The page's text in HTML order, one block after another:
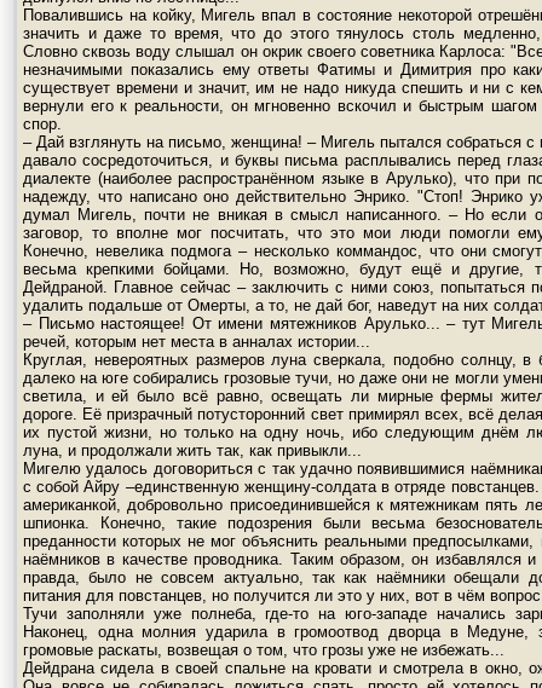
Повалившись на койку, Мигель впал в состояние некоторой
значить и даже то время, что до этого тянулось столь
Словно сквозь воду слышал он окрик своего советника Карлоса:
незначимыми показались ему ответы Фатимы и Димитрия про
существует времени и значит, им не надо никуда спешить и ни с
вернули его к реальности, он мгновенно вскочил и быстрым
спор.
– Дай взглянуть на письмо, женщина! – Мигель пытался собраться
давало сосредоточиться, и буквы письма расплывались перед
диалекте (наиболее распространённом языке в Арулько), что при
надежду, что написано оно действительно Энрико. "Стоп!
думал Мигель, почти не вникая в смысл написанного. – Но если
заговор, то вполне мог посчитать, что это мои люди помогли
Конечно, невелика подмога – несколько коммандос, что они
весьма крепкими бойцами. Но, возможно, будут ещё и другие,
Дейдраной. Главное сейчас – заключить с ними союз, попытаться
удалить подальше от Омерты, а то, не дай бог, наведут на них
– Письмо настоящее! От имени мятежников Арулько... – тут
речей, которым нет места в анналах истории...
Круглая, невероятных размеров луна сверкала, подобно солнцу,
далеко на юге собирались грозовые тучи, но даже они не могли
светила, и ей было всё равно, освещать ли мирные фермы
дороге. Её призрачный потусторонний свет примирял всех, всё
их пустой жизни, но только на одну ночь, ибо следующим днём
луна, и продолжали жить так, как привыкли...
Мигелю удалось договориться с так удачно появившимися
с собой Айру –единственную женщину-солдата в отряде
американкой, добровольно присоединившейся к мятежникам пять
шпионка. Конечно, такие подозрения были весьма
преданности которых не мог объяснить реальными
наёмников в качестве проводника. Таким образом, он избавлялся
правда, было не совсем актуально, так как наёмники обещали
питания для повстанцев, но получится ли это у них, вот в чём
Тучи заполняли уже полнеба, где-то на юго-западе начались
Наконец, одна молния ударила в громоотвод дворца в Медуне,
громовые раскаты, возвещая о том, что грозы уже не избежать...
Дейдрана сидела в своей спальне на кровати и смотрела в окно,